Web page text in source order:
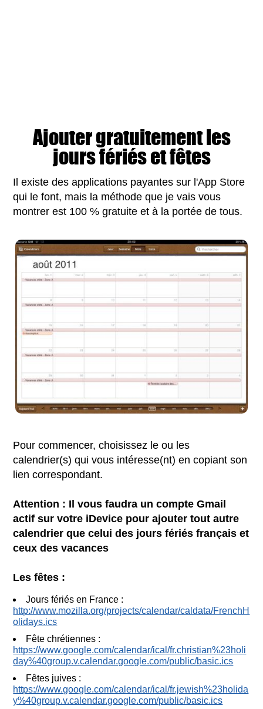
Ajouter gratuitement les
jours fériés et fêtes
Il existe des applications payantes sur l'App Store
qui le font, mais la méthode que je vais vous
montrer est 100 % gratuite et à la portée de tous.
Pour commencer, choisissez le ou les
calendrier(s) qui vous intéresse(nt) en copiant son
lien correspondant.
Attention : Il vous faudra un compte Gmail
actif sur votre iDevice pour ajouter tout autre
calendrier que celui des jours fériés français et
ceux des vacances
Les fêtes :
Jours fériés en France :
http://www.mozilla.org/projects/calendar/caldata/FrenchH
olidays.ics
Fête chrétiennes :
https://www.google.com/calendar/ical/fr.christian%23holi
day%40group.v.calendar.google.com/public/basic.ics
Fêtes juives :
https://www.google.com/calendar/ical/fr.jewish%23holida
y%40group.v.calendar.google.com/public/basic.ics